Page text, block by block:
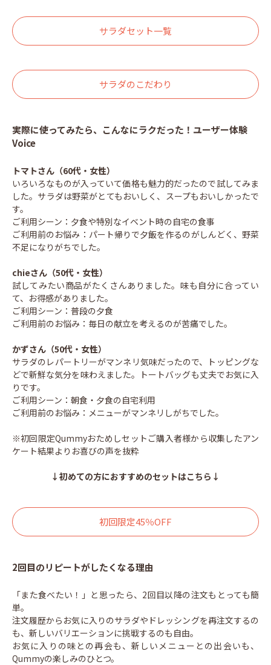
サラダセット一覧
サラダのこだわり
実際に使ってみたら、こんなにラクだった！ユーザー体験
Voice
トマトさん（60代・女性）
いろいろなものが入っていて価格も魅力的だったので試してみま
した。サラダは野菜がとてもおいしく、スープもおいしかったで
す。
ご利用シーン：夕食や特別なイベント時の自宅の食事
ご利用前のお悩み：パート帰りで夕飯を作るのがしんどく、野菜
不足になりがちでした。
chieさん（50代・女性）
試してみたい商品がたくさんありました。味も自分に合ってい
て、お得感がありました。
ご利用シーン：普段の夕食
ご利用前のお悩み：毎日の献立を考えるのが苦痛でした。
かずさん（50代・女性）
サラダのレパートリーがマンネリ気味だったので、トッピングな
どで新鮮な気分を味わえました。トートバッグも丈夫でお気に入
りです。
ご利用シーン：朝食・夕食の自宅利用
ご利用前のお悩み：メニューがマンネリしがちでした。
※初回限定Qummyおためしセットご購入者様から収集したアン
ケート結果よりお喜びの声を抜粋
↓初めての方におすすめのセットはこちら↓
初回限定45％OFF
2回目のリピートがしたくなる理由
「また食べたい！」と思ったら、2回目以降の注文もとっても簡
単。
注文履歴からお気に入りのサラダやドレッシングを再注文するの
も、新しいバリエーションに挑戦するのも自由。
お気に入りの味との再会も、新しいメニューとの出会いも、
Qummyの楽しみのひとつ。